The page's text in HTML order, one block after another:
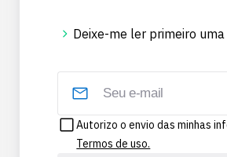
Deixe-me ler primeiro
Autorizo o envio das minhas
Termos de uso.